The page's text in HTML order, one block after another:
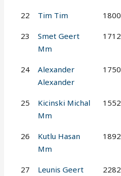
22 Tim Tim 1800
23
Smet Geert
Mm
1712
24
Alexander
Alexander
1750
25
Kicinski Michal
Mm
1552
26
Kutlu Hasan
Mm
1892
27
Leunis Geert
2282